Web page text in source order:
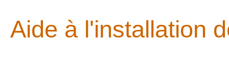
Aide à l'installation